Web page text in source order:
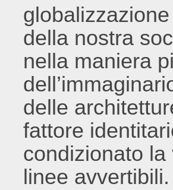
della nostra
nella maniera
delle
fattore
condizionato
linee avvertibili.